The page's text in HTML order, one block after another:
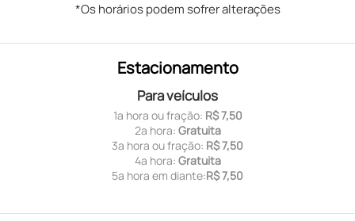
*Os horários podem sofrer alterações
Estacionamento
Para veículos
1ª hora ou fração: R$ 7,50
2ª hora: Gratuita
3ª hora ou fração: R$ 7,50
4ª hora: Gratuita
5ª hora em diante:R$ 7,50